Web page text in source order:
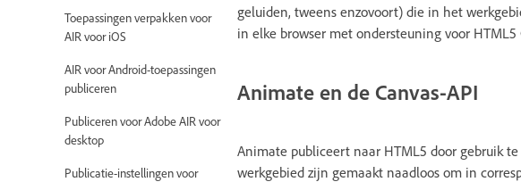
Toepassingen verpakken voor
AIR voor iOS
AIR voor Android-toepassingen
publiceren
Publiceren voor Adobe AIR voor
desktop
Publicatie-instellingen voor
geluiden, tweens enzovoort) die in het
in elke browser met ondersteuning voor HTML5
Animate en de Canvas-API
Animate publiceert naar HTML5 door gebruik
werkgebied zijn gemaakt naadloos om in